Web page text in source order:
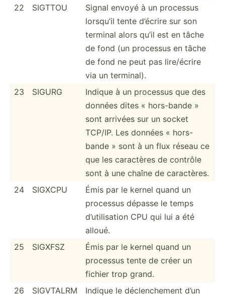
22
SIGTTOU
Signal envoyé à un processus
lorsqu’il tente d’écrire sur son
terminal alors qu’il est en tâche
de fond (un processus en tâche
de fond ne peut pas lire/é­crire
via un terminal).
23
SIGURG
Indique à un processus que des
données dites « hors-bande »
sont arrivées sur un socket
TCP/IP. Les données « hors-
bande » sont à un flux réseau ce
que les caractères de contrôle
sont à une chaîne de caract­ères.
24
SIGXCPU
Émis par le kernel quand un
processus dépasse le temps
d’util­isation CPU qui lui a été
alloué.
25
SIGXFSZ
Émis par le kernel quand un
processus tente de créer un
fichier trop grand.
26
SIGVTALRM
Indique le déclen­chement d’un